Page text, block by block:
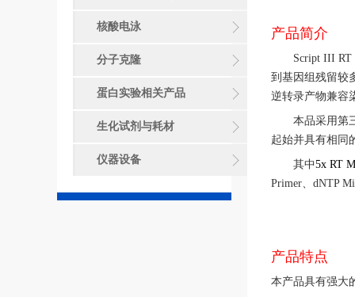
核酸电泳
分子克隆
蛋白实验相关产品
生化试剂与耗材
仪器设备
产品简介
Script III RT
到基因组残留较
逆转录产物兼容
本品采用第
起始并具有相同
其中5x RT
Primer、 dNTP
产品特点
本产品具有强大